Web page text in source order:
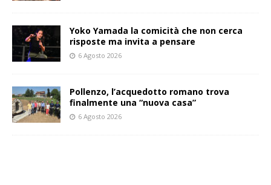
Yoko Yamada la comicità che non cerca
risposte ma invita a pensare
6 Agosto 2026
Pollenzo, l’acquedotto romano trova
finalmente una “nuova casa”
6 Agosto 2026